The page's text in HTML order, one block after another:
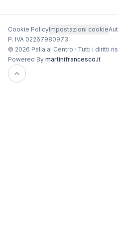
Cookie PolicyImpostazioni cookie
P. IVA 02267980973
© 2026 Palla al Centro · Tutti i diritti
Powered By martinifrancesco.it